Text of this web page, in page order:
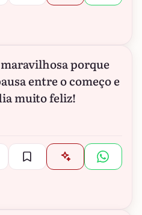
porque
entre o começo e
muito feliz!